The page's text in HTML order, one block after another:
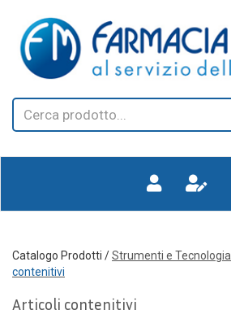
contenuto
principale
SCANO
Cerca
Prodotto
Catalogo Prodotti /Strumenti e Tecnologia
contenitivi
Articoli contenitivi